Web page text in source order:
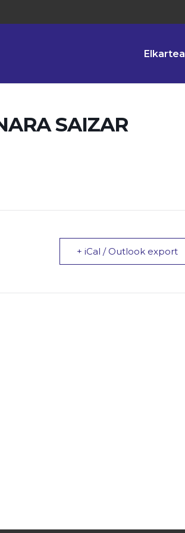
Elkartea
SAIZAR
+ iCal / Outlook export